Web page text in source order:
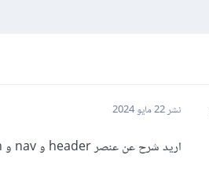
نشر22 مايو 2024
اريد شرح عن عنصر header و nav و section و class و footer